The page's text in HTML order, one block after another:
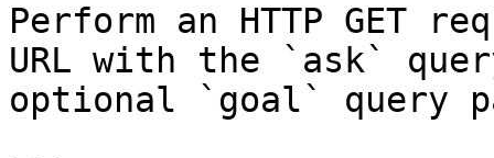
Perform an HTTP GET
URL with the `ask`
optional `goal` query